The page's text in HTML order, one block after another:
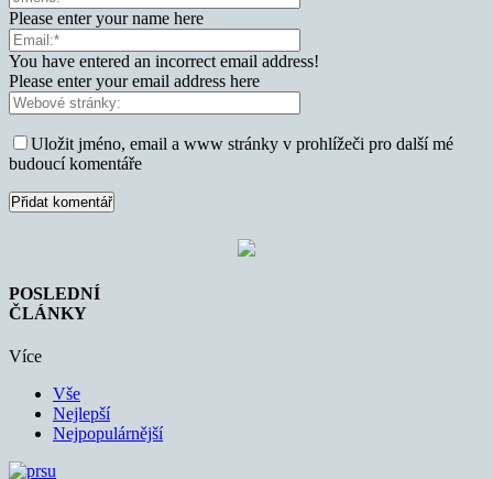
Please enter your name here
You have entered an incorrect email address!
Please enter your email address here
Uložit jméno, email a www stránky v prohlížeči pro další mé
budoucí komentáře
POSLEDNÍ
ČLÁNKY
Více
Vše
Nejlepší
Nejpopulárnější